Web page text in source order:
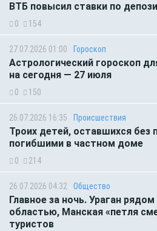
ВТБ повысил ставки по
0 154
27.07.2026 01:00 Гороскоп
Астрологический гороскоп
на сегодня — 27 июля
0 150
26.07.2026 16:35 Происшествия
Троих детей, оставшихся без
погибшими в частном доме
0 214
26.07.2026 04:32 Общество
Главное за ночь. Ураган
областью, Манская «петля
туристов